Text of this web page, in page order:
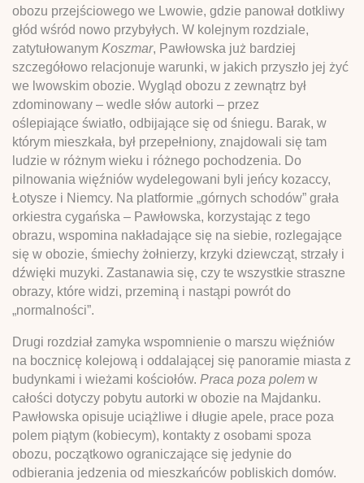
obozu przejściowego we Lwowie, gdzie panował dotkliwy
głód wśród nowo przybyłych. W kolejnym rozdziale,
zatytułowanym Koszmar, Pawłowska już bardziej
szczegółowo relacjonuje warunki, w jakich przyszło jej żyć
we lwowskim obozie. Wygląd obozu z zewnątrz był
zdominowany – wedle słów autorki – przez
oślepiające światło, odbijające się od śniegu. Barak, w
którym mieszkała, był przepełniony, znajdowali się tam
ludzie w różnym wieku i różnego pochodzenia. Do
pilnowania więźniów wydelegowani byli jeńcy kozaccy,
Łotysze i Niemcy. Na platformie „górnych schodów” grała
orkiestra cygańska – Pawłowska, korzystając z tego
obrazu, wspomina nakładające się na siebie, rozlegające
się w obozie, śmiechy żołnierzy, krzyki dziewcząt, strzały i
dźwięki muzyki. Zastanawia się, czy te wszystkie straszne
obrazy, które widzi, przeminą i nastąpi powrót do
„normalności”.
Drugi rozdział zamyka wspomnienie o marszu więźniów
na bocznicę kolejową i oddalającej się panoramie miasta z
budynkami i wieżami kościołów. Praca poza polem w
całości dotyczy pobytu autorki w obozie na Majdanku.
Pawłowska opisuje uciążliwe i długie apele, prace poza
polem piątym (kobiecym), kontakty z osobami spoza
obozu, początkowo ograniczające się jedynie do
odbierania jedzenia od mieszkańców pobliskich domów.